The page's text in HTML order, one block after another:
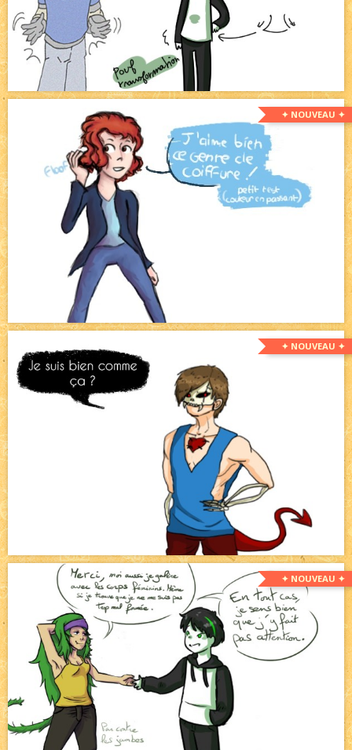
✦ NOUVEAU ✦
✦ NOUVEAU ✦
✦ NOUVEAU ✦